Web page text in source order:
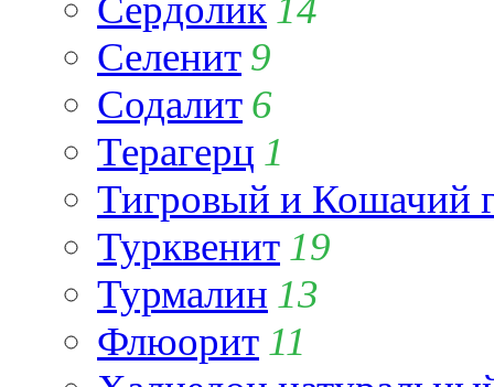
Селенит 9
Содалит 6
Терагерц 1
Тигровый и Кошачий
Турквенит 19
Турмалин 13
Флюорит 11